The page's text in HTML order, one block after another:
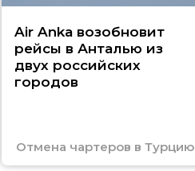
Air Anka возобновит
рейсы в Анталью из
двух российских
городов
Отмена чартеров в Турцию